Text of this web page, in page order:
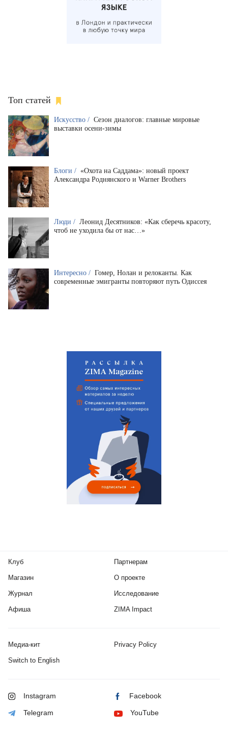
Топ статей
Искусство / Сезон диалогов: главные мировые
выставки осени-зимы
Блоги / «Охота на Саддама»: новый проект
Александра Роднянского и Warner Brothers
Люди / Леонид Десятников: «Как сберечь красоту,
чтоб не уходила бы от нас…»
Интересно / Гомер, Нолан и релоканты. Как
современные эмигранты повторяют путь Одиссея
Клуб
Магазин
Журнал
Афиша
Партнерам
О проекте
Исследование
ZIMA Impact
Медиа-кит Privacy Policy
Switch to English
Instagram Facebook
Telegram YouTube